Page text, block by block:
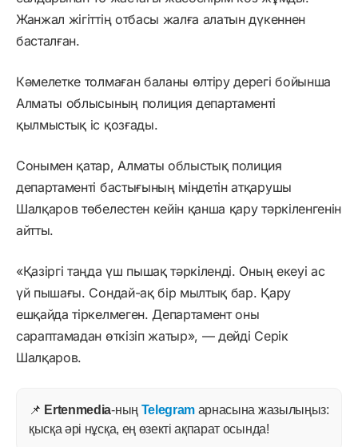
Жанжал жігіттің отбасы жалға алатын дүкеннен
басталған.
Кәмелетке толмаған баланы өлтіру дерегі бойынша
Алматы облысының полиция департаменті
қылмыстық іс қозғады.
Сонымен қатар, Алматы облыстық полиция
департаменті бастығының міндетін атқарушы
Шалқаров төбелестен кейін қанша қару тәркіленгенін
айтты.
«Қазіргі таңда үш пышақ тәркіленді. Оның екеуі ас
үй пышағы. Сондай-ақ бір мылтық бар. Қару
ешқайда тіркелмеген. Департамент оны
сараптамадан өткізіп жатыр», — дейді Серік
Шалқаров.
📌 Ertenmedia-ның Telegram арнасына жазылыңыз:
қысқа әрі нұсқа, ең өзекті ақпарат осында!